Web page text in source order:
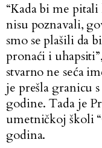
“Kada bi me
nisu poznavali,
smo se plašili da
pronaći i
stvarno ne seća
je prešla granicu
godine. Tada je
umetničkoj školi
godina.